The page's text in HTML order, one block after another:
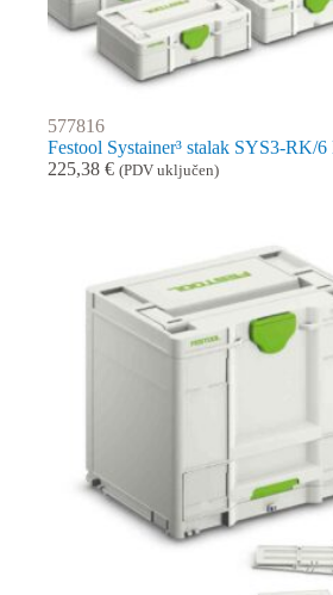
577816
Festool Systainer³ stalak SYS3-RK/
225,38 € (PDV uključen)